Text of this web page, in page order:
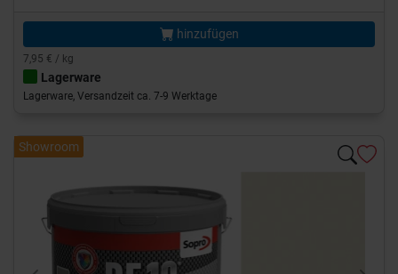
hinzufügen
7,95 € / kg
Lagerware
Lagerware, Versandzeit ca. 7-9 Werktage
Showroom